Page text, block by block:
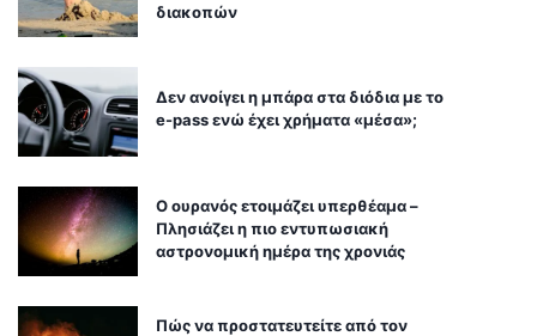
διακοπών
Δεν ανοίγει η μπάρα στα διόδια με το
e-pass ενώ έχει χρήματα «μέσα»;
Ο ουρανός ετοιμάζει υπερθέαμα –
Πλησιάζει η πιο εντυπωσιακή
αστρονομική ημέρα της χρονιάς
Πώς να προστατευτείτε από τον